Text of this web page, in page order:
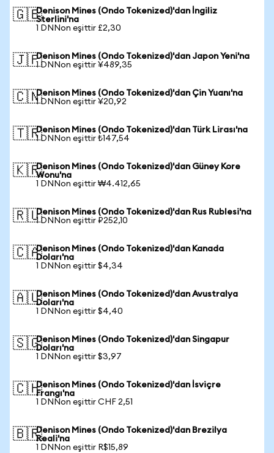
🇬🇧Denison Mines (Ondo Tokenized)'dan İngiliz
Sterlini'na
1 DNNon eşittir £2,30
🇯🇵Denison Mines (Ondo Tokenized)'dan Japon Yeni'na
1 DNNon eşittir ¥489,35
🇨🇳Denison Mines (Ondo Tokenized)'dan Çin Yuanı'na
1 DNNon eşittir ¥20,92
🇹🇷Denison Mines (Ondo Tokenized)'dan Türk Lirası'na
1 DNNon eşittir ₺147,54
🇰🇷Denison Mines (Ondo Tokenized)'dan Güney Kore
Wonu'na
1 DNNon eşittir ₩4.412,65
🇷🇺Denison Mines (Ondo Tokenized)'dan Rus Rublesi'na
1 DNNon eşittir ₽252,10
🇨🇦Denison Mines (Ondo Tokenized)'dan Kanada
Doları'na
1 DNNon eşittir $4,34
🇦🇺Denison Mines (Ondo Tokenized)'dan Avustralya
Doları'na
1 DNNon eşittir $4,40
🇸🇬Denison Mines (Ondo Tokenized)'dan Singapur
Doları'na
1 DNNon eşittir $3,97
🇨🇭Denison Mines (Ondo Tokenized)'dan İsviçre
Frangı'na
1 DNNon eşittir CHF 2,51
🇧🇷Denison Mines (Ondo Tokenized)'dan Brezilya
Reali'na
1 DNNon eşittir R$15,89